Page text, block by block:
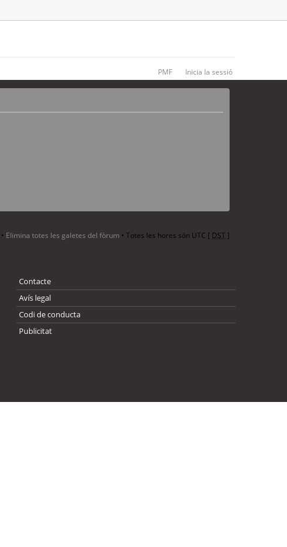
PMF Inicia la sessió
• Elimina totes les galetes del fòrum • Totes les hores són UTC [ DST]
Contacte
Avís legal
Codi de conducta
Publicitat